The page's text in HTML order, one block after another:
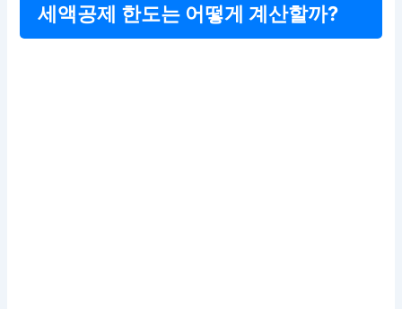
세액공제 한도는 어떻게 계산할까?